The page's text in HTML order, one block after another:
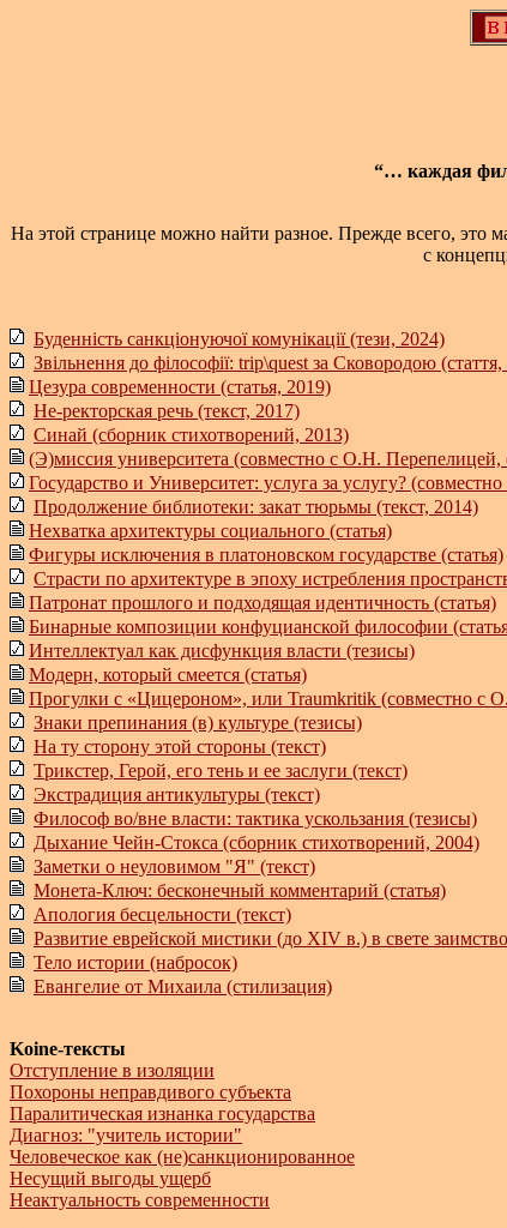
“… каждая
На этой странице можно найти разное. Прежде всего, это
с
Буденність санкціонуючої комунікації (тези, 2024)
Звільнення до філософії: trip\quest за Сковородою
Цезура современности (статья, 2019)
Не-ректорская речь (текст, 2017)
Синай (сборник стихотворений, 2013)
(Э)миссия университета (совместно с О.Н. Перепелицей,
Государство и Университет: услуга за услугу?
Продолжение библиотеки: закат тюрьмы (текст, 2014)
Нехватка архитектуры социального (статья)
Фигуры исключения в платоновском государстве (статья)
Страсти по архитектуре в эпоху истребления
Патронат прошлого и подходящая идентичность (статья)
Бинарные композиции конфуцианской философии
Интеллектуал как дисфункция власти (тезисы)
Модерн, который смеется (статья)
Прогулки с «Цицероном», или Traumkritik (совместно с
Знаки препинания (в) культуре (тезисы)
На ту сторону этой стороны (текст)
Трикстер, Герой, его тень и ее заслуги (текст)
Экстрадиция антикультуры (текст)
Философ во/вне власти: тактика ускользания (тезисы)
Дыхание Чейн-Стокса (сборник стихотворений, 2004)
Заметки о неуловимом "Я" (текст)
Монета-Ключ: бесконечный комментарий (статья)
Апология бесцельности (текст)
Развитие еврейской мистики (до XIV в.) в свете
Тело истории (набросок)
Евангелие от Михаила (стилизация)
Koine-тексты
Отступление в изоляции
Похороны неправдивого субъекта
Паралитическая изнанка государства
Диагноз: "учитель истории"
Человеческое как (не)санкционированное
Несущий выгоды ущерб
Неактуальность современности